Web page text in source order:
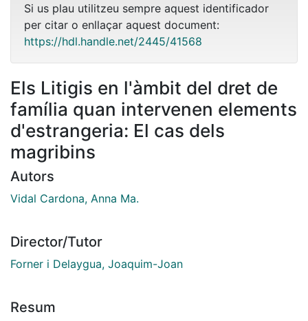
Si us plau utilitzeu sempre aquest identificador
per citar o enllaçar aquest document:
https://hdl.handle.net/2445/41568
Els Litigis en l'àmbit del dret de
família quan intervenen elements
d'estrangeria: El cas dels
magribins
Autors
Vidal Cardona, Anna Ma.
Director/Tutor
Forner i Delaygua, Joaquim-Joan
Resum